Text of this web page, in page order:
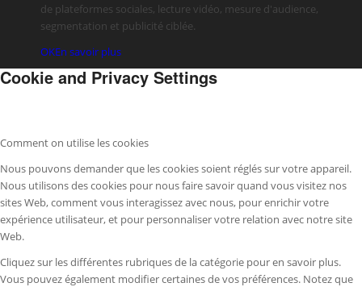
de plateformes sociales, lecture vidéo, mesure d'audience,
segmentation et publicité ciblée.
OKEn savoir plus
Cookie and Privacy Settings
Comment on utilise les cookies
Nous pouvons demander que les cookies soient réglés sur votre appareil.
Nous utilisons des cookies pour nous faire savoir quand vous visitez nos
sites Web, comment vous interagissez avec nous, pour enrichir votre
expérience utilisateur, et pour personnaliser votre relation avec notre site
Web.
Cliquez sur les différentes rubriques de la catégorie pour en savoir plus.
Vous pouvez également modifier certaines de vos préférences. Notez que